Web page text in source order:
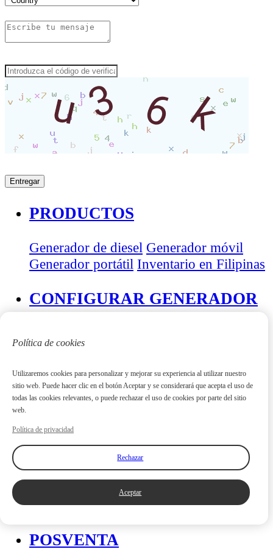
PRODUCTOS
Generador de diesel Generador móvil
Generador portátil Inventario en Filipinas
CONFIGURAR GENERADOR
Sobre nosotros Historia Exposición
Noticias Certificado
CULTURA DE LA
EMPRESA
POSVENTA
Política de cookies
Utilizaremos cookies para personalizar y mejorar su experiencia al utilizar nuestro
sitio web. Puede hacer clic en el botón Aceptar y se considerará que acepta el uso de
todas las cookies relevantes, o puede rechazar el uso de cookies por parte del sitio
web.
Política de privacidad
Rechazar
Aceptar